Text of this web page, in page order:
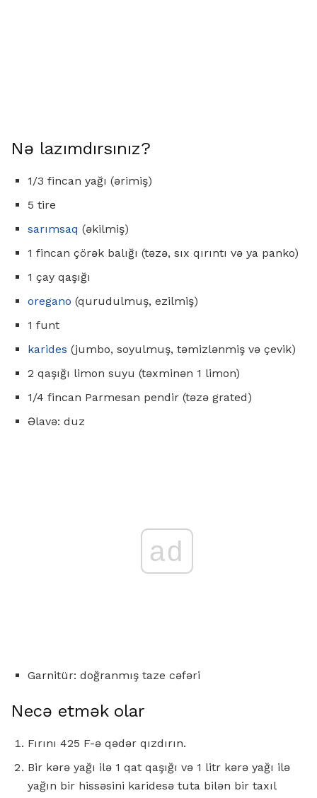
Nə lazımdırsınız?
1/3 fincan yağı (ərimiş)
5 tire
sarımsaq (əkilmiş)
1 fincan çörək balığı (təzə, sıx qırıntı və ya panko)
1 çay qaşığı
oregano (qurudulmuş, ezilmiş)
1 funt
karides (jumbo, soyulmuş, təmizlənmiş və çevik)
2 qaşığı limon suyu (təxminən 1 limon)
1/4 fincan Parmesan pendir (təzə grated)
Əlavə: duz
ad
Garnitür: doğranmış taze cəfəri
Necə etmək olar
Fırını 425 F-ə qədər qızdırın.
Bir kərə yağı ilə 1 qat qaşığı və 1 litr kərə yağı ilə
yağın bir hissəsini karidesə tuta bilən bir taxıl